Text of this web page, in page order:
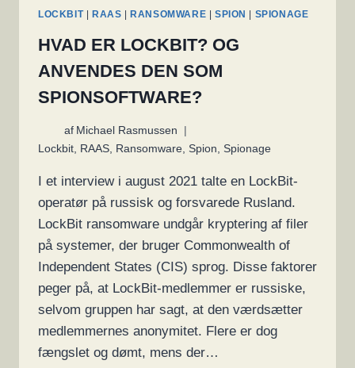
LOCKBIT| RAAS |RANSOMWARE | SPION | SPIONAGE
HVAD ER LOCKBIT? OG
ANVENDES DEN SOM
SPIONSOFTWARE?
af Michael Rasmussen
Lockbit, RAAS, Ransomware, Spion, Spionage
I et interview i august 2021 talte en LockBit-
operatør på russisk og forsvarede Rusland.
LockBit ransomware undgår kryptering af filer
på systemer, der bruger Commonwealth of
Independent States (CIS) sprog. Disse faktorer
peger på, at LockBit-medlemmer er russiske,
selvom gruppen har sagt, at den værdsætter
medlemmernes anonymitet. Flere er dog
fængslet og dømt, mens der…